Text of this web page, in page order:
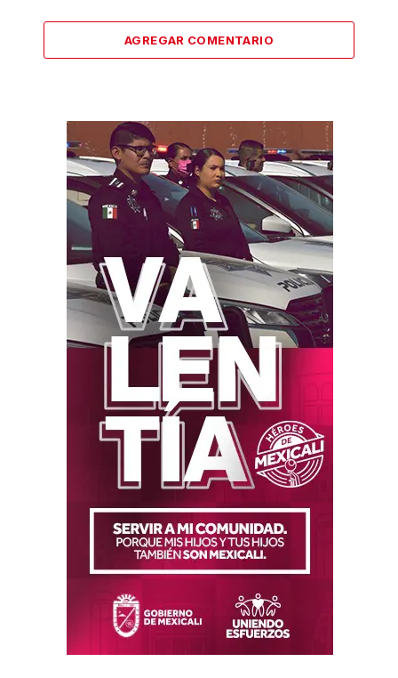
AGREGAR COMENTARIO